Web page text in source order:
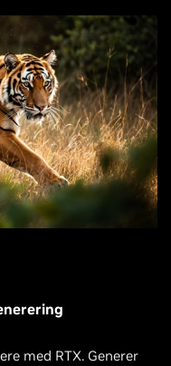
med RTX. Generer